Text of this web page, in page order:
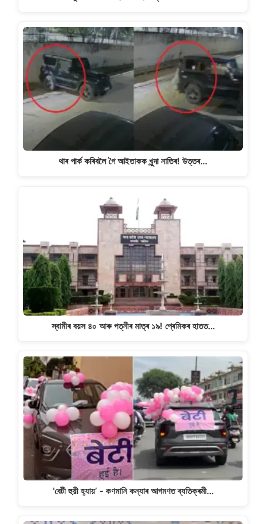
থাৰ পাৰ্ক কৰিবলৈ গৈ আইতাকক খুন্দা নাতিৰ! উত্তৰ…
স্বামীৰ বয়স ৪০ আৰু পত্নীৰ মাত্ৰ ১৯! প্ৰেমিকৰ হাতত…
'বেটী হুয়ী হ্যায়’ - কণমানি কন্যাৰ আগমণত ব্যতিক্ৰমী…